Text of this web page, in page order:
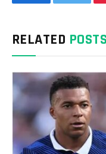
FacebookTwitter
RELATED POSTS